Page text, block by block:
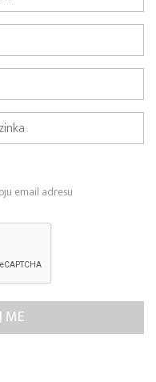
email adresu